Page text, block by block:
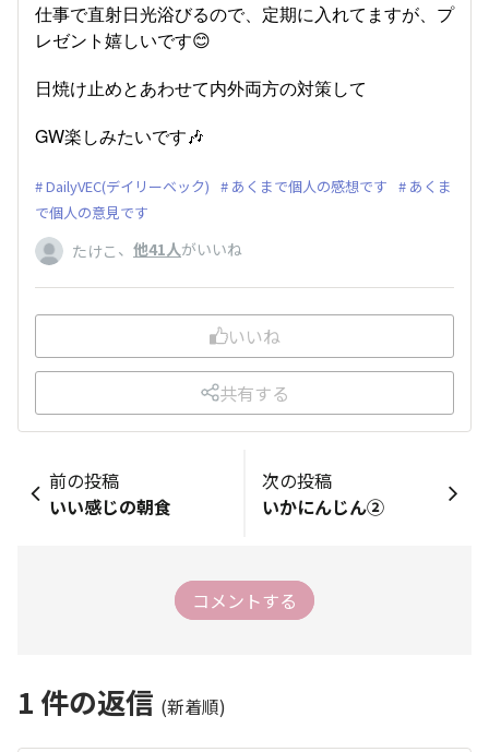
仕事で直射日光浴びるので、定期に入れてますが、プ
レゼント嬉しいです😊
日焼け止めとあわせて内外両方の対策して
GW楽しみたいです🎶
DailyVEC(デイリーベック) あくまで個人の感想です
あくま
で個人の意見です
たけこ 、 他41人がいいね
いいね
共有する
前の投稿
いい感じの朝食
次の投稿
いかにんじん②
コメントする
1 件の返信 (新着順)